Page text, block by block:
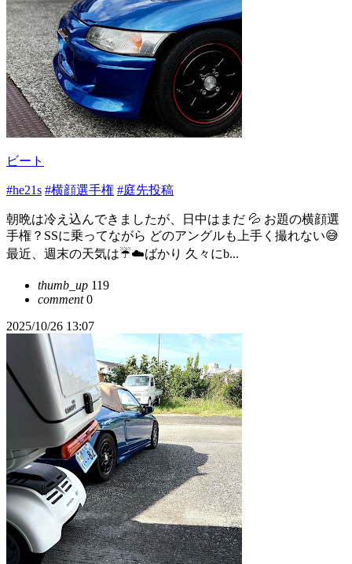
ビート
#he21s #横顔選手権 #庭先投稿
朝晩は冷え込んできましたが、日中はまだ 💦 お題の横顔選
手権？SSに乗ってながら どのアングルも上手く撮れない😅
最近、週末の天気は☔️☁️ばかり 久々にb...
thumb_up 119
comment0
2025/10/26 13:07